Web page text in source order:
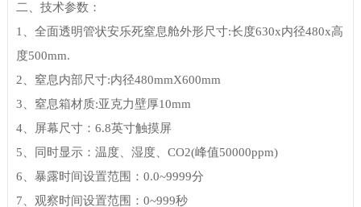
二、技术参数：
1、全面透明管状安乐死窒息舱外形尺寸:长度630x内径480x高
度500mm.
2、窒息内部尺寸:内径480mmX600mm
3、窒息箱材质:亚克力壁厚10mm
4、屏幕尺寸：6.8英寸触摸屏
5、同时显示：温度、湿度、CO2(峰值50000ppm)
6、暴露时间设置范围：0.0~9999分
7、观察时间设置范围：0~999秒